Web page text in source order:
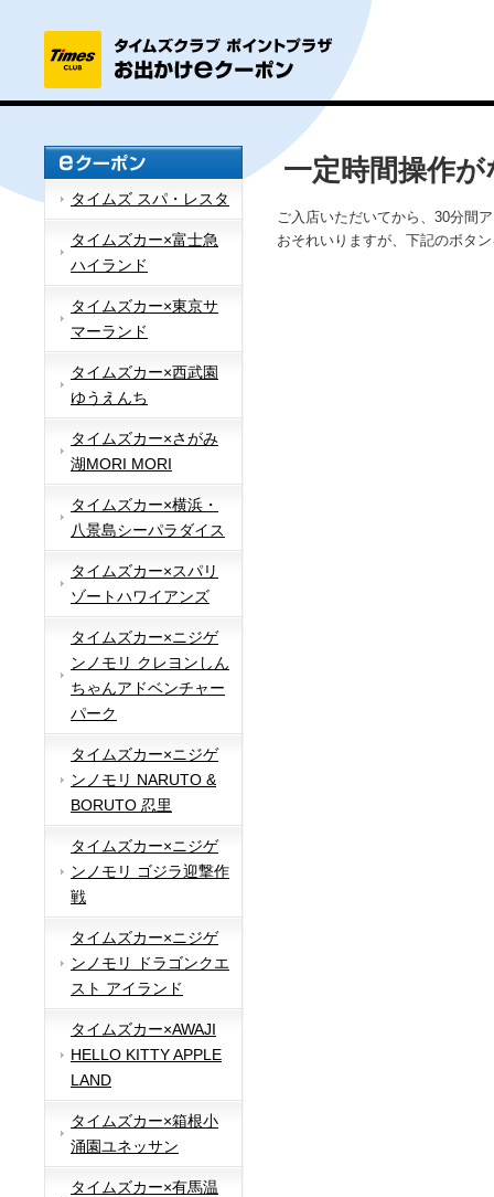
タイムズ スパ・レスタ
タイムズカー×富士急
ハイランド
タイムズカー×東京サ
マーランド
タイムズカー×西武園
ゆうえんち
タイムズカー×さがみ
湖MORI MORI
タイムズカー×横浜・
八景島シーパラダイス
タイムズカー×スパリ
ゾートハワイアンズ
タイムズカー×ニジゲ
ンノモリ クレヨンしん
ちゃんアドベンチャー
パーク
タイムズカー×ニジゲ
ンノモリ NARUTO &
BORUTO 忍里
タイムズカー×ニジゲ
ンノモリ ゴジラ迎撃作
戦
タイムズカー×ニジゲ
ンノモリ ドラゴンクエ
スト アイランド
タイムズカー×AWAJI
HELLO KITTY APPLE
LAND
タイムズカー×箱根小
涌園ユネッサン
タイムズカー×有馬温
一定時間操作
ご入店いただいてから、30分間
おそれいりますが、下記のボタ